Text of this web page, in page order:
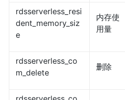
rdsserverless_resi
dent_memory_siz
e
内存使
用量
rdsserverless_co
m_delete
删除